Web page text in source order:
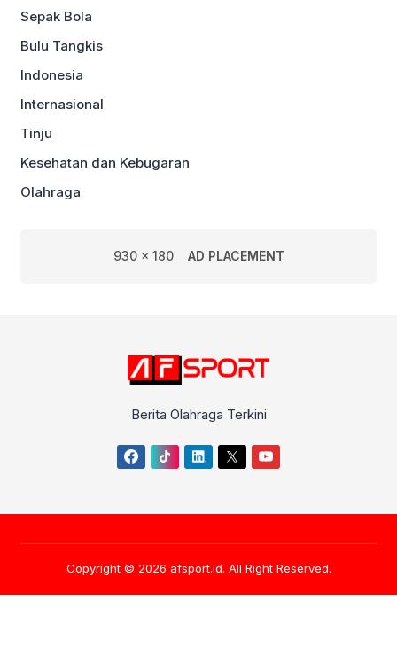
Sepak Bola
Bulu Tangkis
Indonesia
Internasional
Tinju
Kesehatan dan Kebugaran
Olahraga
930 x 180 AD PLACEMENT
Berita Olahraga Terkini
Copyright © 2026 afsport.id. All Right Reserved.